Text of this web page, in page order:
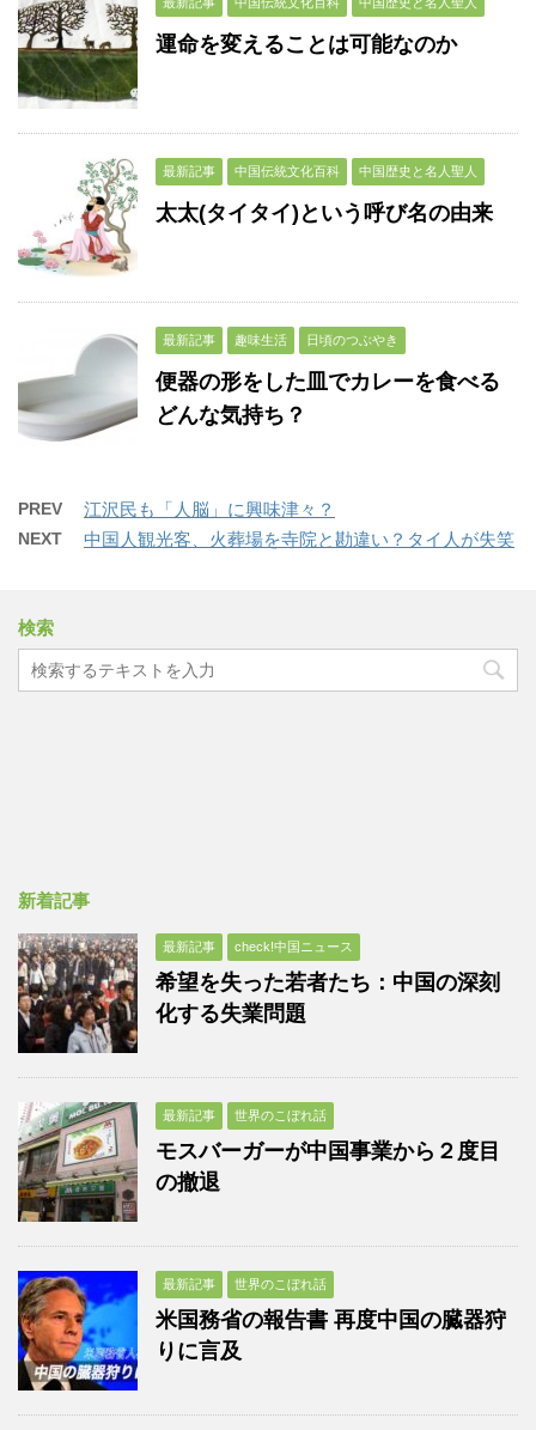
運命を変えることは可能なのか
最新記事 中国伝統文化百科 中国歴史と名人聖人
太太(タイタイ)という呼び名の由来
最新記事 趣味生活 日頃のつぶやき
便器の形をした皿でカレーを食べる
どんな気持ち？
PREV 江沢民も「人脳」に興味津々？
NEXT 中国人観光客、火葬場を寺院と勘違い？タイ人が失笑
検索
新着記事
最新記事 check!中国ニュース
希望を失った若者たち：中国の深刻
化する失業問題
最新記事 世界のこぼれ話
モスバーガーが中国事業から２度目
の撤退
最新記事 世界のこぼれ話
米国務省の報告書 再度中国の臓器狩
りに言及